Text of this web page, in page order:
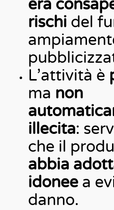
era
rischi del
L’attività è
ma non
illecita:
che il
abbia
idoneea
danno.